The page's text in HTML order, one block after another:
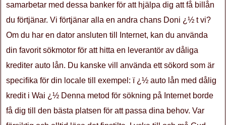
samarbetar med dessa banker för att hjälpa dig att få billån
du förtjänar. Vi förtjänar alla en andra chans Doni ¿½ t vi?
Om du har en dator ansluten till Internet, kan du använda
din favorit sökmotor för att hitta en leverantör av dåliga
krediter auto lån. Du kanske vill använda ett sökord som är
specifika för din locale till exempel: ï ¿½ auto lån med dålig
kredit i Wai ¿½ Denna metod för sökning på Internet borde
få dig till den bästa platsen för att passa dina behov. Var